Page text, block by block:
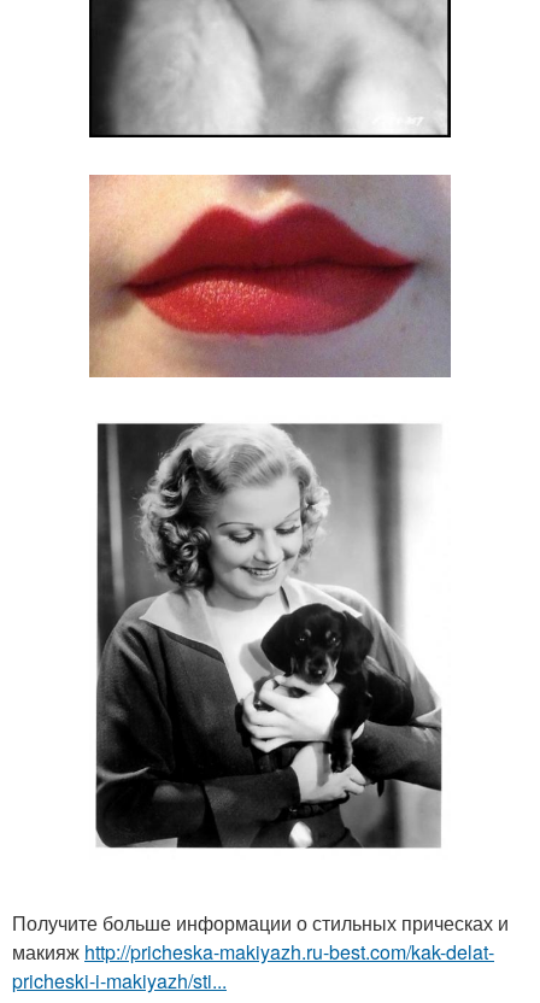
Получите больше информации о стильных прическах и
макияж http://pricheska-makiyazh.ru-best.com/kak-delat-
pricheski-i-makiyazh/sti...